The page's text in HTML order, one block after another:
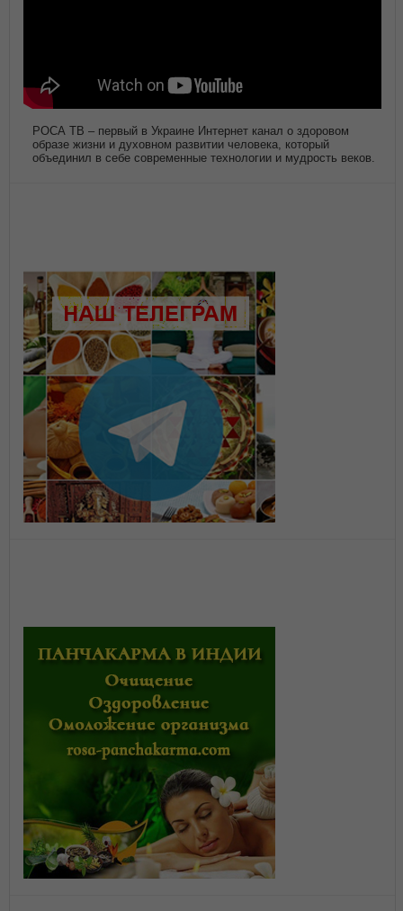
РОСА ТВ – первый в Украине Интернет канал о здоровом
образе жизни и духовном развитии человека, который
объединил в себе современные технологии и мудрость веков.